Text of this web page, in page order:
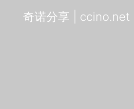
奇诺分享 | ccino.net